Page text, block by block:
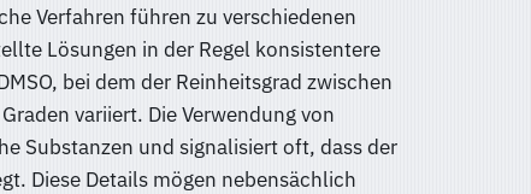
Verfahren führen zu verschiedenen
Lösungen in der Regel konsistentere
bei dem der Reinheitsgrad zwischen
variiert. Die Verwendung von
Substanzen und signalisiert oft, dass der
Diese Details mögen nebensächlich